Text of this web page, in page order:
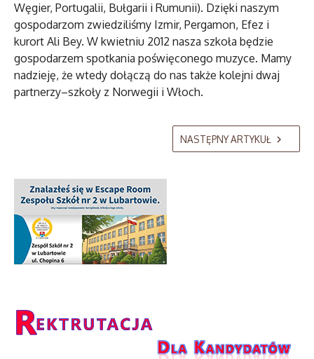
Węgier, Portugalii, Bułgarii i Rumunii). Dzięki naszym
gospodarzom zwiedziliśmy Izmir, Pergamon, Efez i
kurort Ali Bey. W kwietniu 2012 nasza szkoła będzie
gospodarzem spotkania poświęconego muzyce. Mamy
nadzieję, że wtedy dołączą do nas także kolejni dwaj
partnerzy–szkoły z Norwegii i Włoch.
NASTĘPNY ARTYKUŁ